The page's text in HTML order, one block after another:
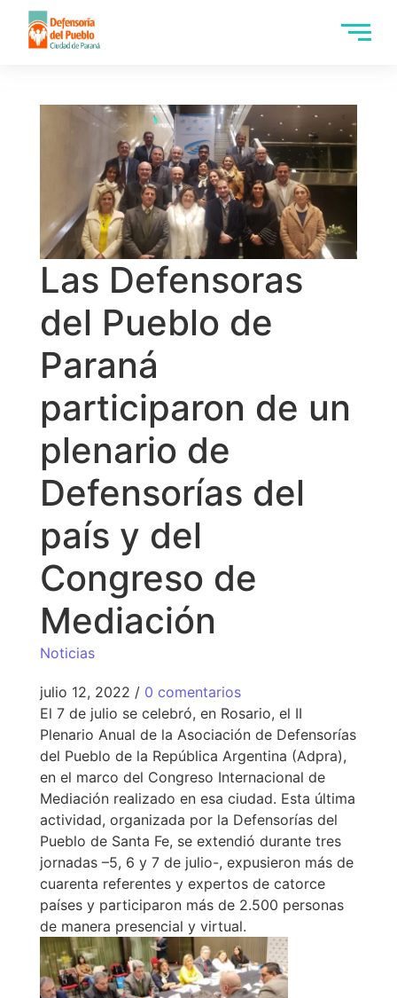
Las Defensoras
del Pueblo de
Paraná
participaron de un
plenario de
Defensorías del
país y del
Congreso de
Mediación
Noticias
julio 12, 2022 / 0 comentarios
El 7 de julio se celebró, en Rosario, el II
Plenario Anual de la Asociación de Defensorías
del Pueblo de la República Argentina (Adpra),
en el marco del Congreso Internacional de
Mediación realizado en esa ciudad. Esta última
actividad, organizada por la Defensorías del
Pueblo de Santa Fe, se extendió durante tres
jornadas –5, 6 y 7 de julio-, expusieron más de
cuarenta referentes y expertos de catorce
países y participaron más de 2.500 personas
de manera presencial y virtual.